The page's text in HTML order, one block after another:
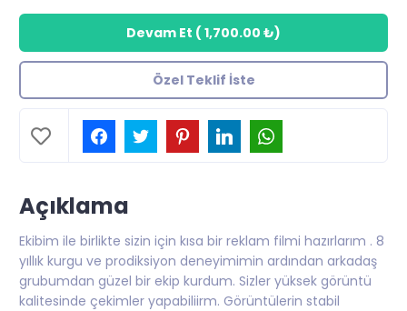
Devam Et ( 1,700.00 ₺)
Özel Teklif İste
Açıklama
Ekibim ile birlikte sizin için kısa bir reklam filmi hazırlarım . 8
yıllık kurgu ve prodiksiyon deneyimimin ardından arkadaş
grubumdan güzel bir ekip kurdum. Sizler yüksek görüntü
kalitesinde çekimler yapabiliirm. Görüntülerin stabil